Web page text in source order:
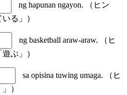
ng hapunan ngayon. （ヒン
る」）
ng basketball araw-araw. （ヒ
ぶ」）
sa opisina tuwing umaga. （ヒ
）